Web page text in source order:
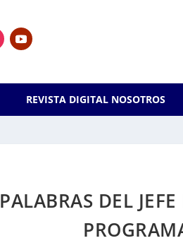
REVISTA DIGITAL NOSOTROS
PALABRAS DEL